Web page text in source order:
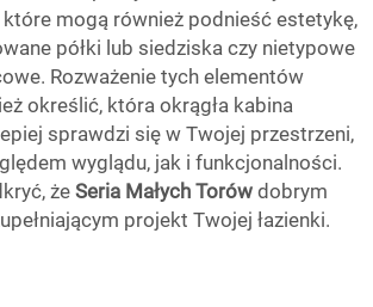
mogą również podnieść estetykę,
półki lub siedziska czy nietypowe
Rozważenie tych elementów
określić, która okrągła kabina
sprawdzi się w Twojej przestrzeni,
wyglądu, jak i funkcjonalności.
że Seria Małych Torów dobrym
projekt Twojej łazienki.